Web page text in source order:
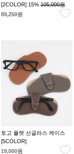
[2COLOR] 15% 105,000원
89,250원
토고 플랫 선글라스 케이스
[5COLOR]
19,000원